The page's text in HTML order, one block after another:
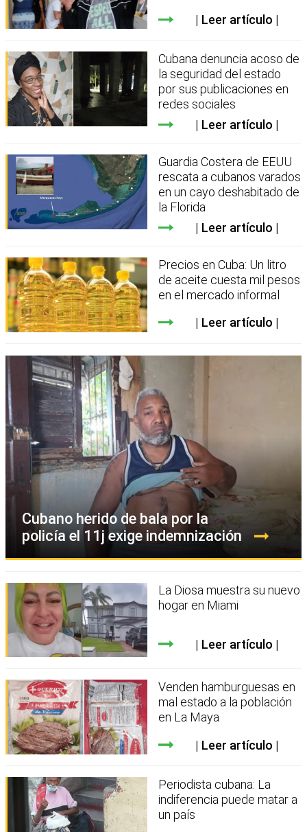
Leer artículo
Cubana denuncia acoso de
la seguridad del estado
por sus publicaciones en
redes sociales
Leer artículo
Guardia Costera de EEUU
rescata a cubanos varados
en un cayo deshabitado de
la Florida
Leer artículo
Precios en Cuba: Un litro
de aceite cuesta mil pesos
en el mercado informal
Leer artículo
Cubano herido de bala por la
policía el 11j exige indemnización
La Diosa muestra su nuevo
hogar en Miami
Leer artículo
Venden hamburguesas en
mal estado a la población
en La Maya
Leer artículo
Periodista cubana: La
indiferencia puede matar a
un país